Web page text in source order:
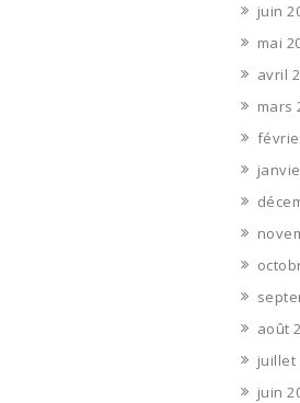
juin
mai
avril
mars
août
juillet
juin